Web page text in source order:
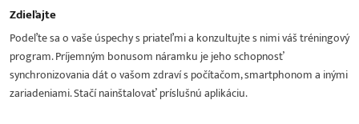
Zdieľajte
Podeľte sa o vaše úspechy s priateľmi a konzultujte s nimi váš tréningový
program. Príjemným bonusom náramku je jeho schopnosť
synchronizovania dát o vašom zdraví s počítačom, smartphonom a inými
zariadeniami. Stačí nainštalovať príslušnú aplikáciu.